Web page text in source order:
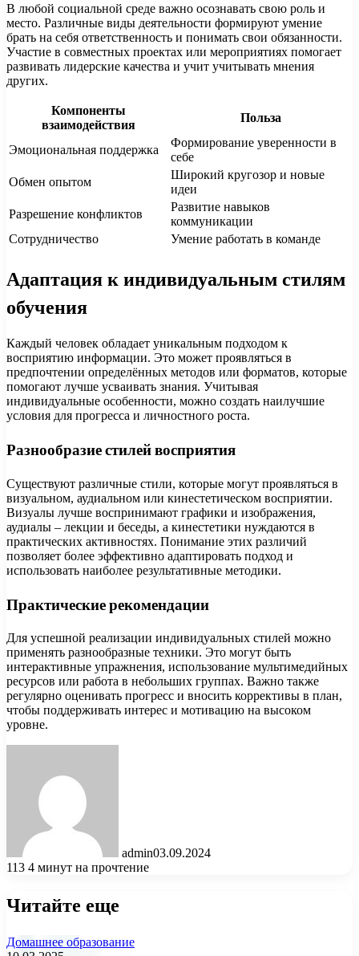
В любой социальной среде важно осознавать свою роль и
место. Различные виды деятельности формируют умение
брать на себя ответственность и понимать свои обязанности.
Участие в совместных проектах или мероприятиях помогает
развивать лидерские качества и учит учитывать мнения
других.
Компоненты
взаимодействия
Польза
Эмоциональная поддержка
Формирование уверенности в
себе
Обмен опытом
Широкий кругозор и новые
идеи
Разрешение конфликтов
Развитие навыков
коммуникации
Сотрудничество
Умение работать в команде
Адаптация к индивидуальным стилям
обучения
Каждый человек обладает уникальным подходом к
восприятию информации. Это может проявляться в
предпочтении определённых методов или форматов, которые
помогают лучше усваивать знания. Учитывая
индивидуальные особенности, можно создать наилучшие
условия для прогресса и личностного роста.
Разнообразие стилей восприятия
Существуют различные стили, которые могут проявляться в
визуальном, аудиальном или кинестетическом восприятии.
Визуалы лучше воспринимают графики и изображения,
аудиалы – лекции и беседы, а кинестетики нуждаются в
практических активностях. Понимание этих различий
позволяет более эффективно адаптировать подход и
использовать наиболее результативные методики.
Практические рекомендации
Для успешной реализации индивидуальных стилей можно
применять разнообразные техники. Это могут быть
интерактивные упражнения, использование мультимедийных
ресурсов или работа в небольших группах. Важно также
регулярно оценивать прогресс и вносить коррективы в план,
чтобы поддерживать интерес и мотивацию на высоком
уровне.
admin03.09.2024
113 4 минут на прочтение
Читайте еще
Домашнее образование